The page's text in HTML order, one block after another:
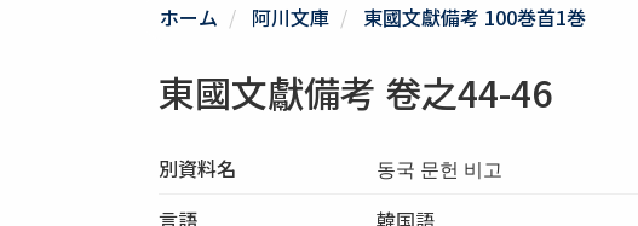
ホーム 阿川文庫 東國文獻備考 100巻首1巻
東國文獻備考 卷之44-46
別資料名
동국 문헌 비고
言語
韓国語